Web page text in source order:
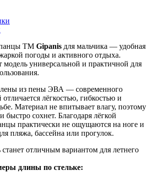
ТМ Gipanis для мальчика — удобная
погоды и активного отдыха.
модель универсальной и практичной для
из пены ЭВА — современного
лёгкостью, гибкостью и
Материал не впитывает влагу, поэтому
быстро сохнет. Благодаря лёгкой
практически не ощущаются на ноге и
пляжа, бассейна или прогулок.
отличным вариантом для летнего
длины по стельке: